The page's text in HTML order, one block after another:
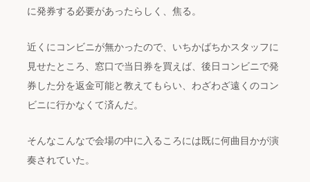
に発券する必要があったらしく、焦る。
近くにコンビニが無かったので、いちかばちかスタッフに
見せたところ、窓口で当日券を買えば、後日コンビニで発
券した分を返金可能と教えてもらい、わざわざ遠くのコン
ビニに行かなくて済んだ。
そんなこんなで会場の中に入るころには既に何曲目かが演
奏されていた。